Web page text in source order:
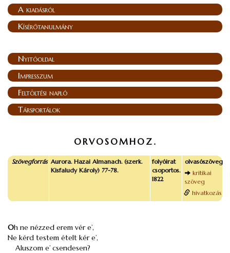
A kiadásról
Kísérőtanulmány
Nyitóoldal
Impresszum
Feltöltési napló
Társportálok
ORVOSOMHOZ.
Szövegforrás Aurora. Hazai Almanach. (szerk.
Kisfaludy Károly) 77-78.
folyóirat
csoportos.
1822
olvasószöveg
kritikai
szöveg
hivatkozás
Oh ne nézzed erem vér e’,
Ne kérd testem ételt kér e’,
Aluszom e’ csendesen?